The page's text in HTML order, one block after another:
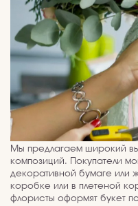
Мы предлагаем широкий
композиций. Покупатели
декоративной бумаге или
коробке или в плетеной
флористы оформят букет